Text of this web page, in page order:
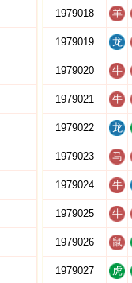
1979018 羊
1979019 龙
1979020 牛
1979021 牛
1979022 龙
1979023 马
1979024 牛
1979025 牛
1979026 鼠
1979027 虎